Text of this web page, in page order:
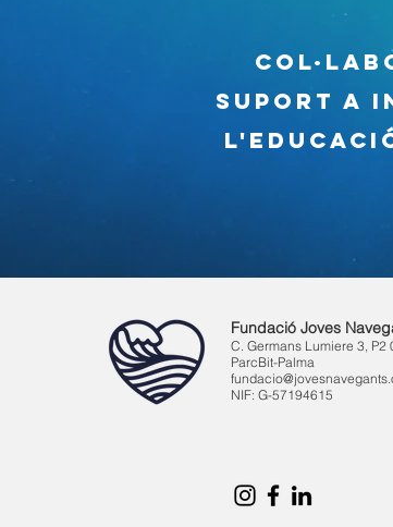
suport a
Fundació Joves
C. Germans Lumiere 3, P2
ParcBit-Palma
NIF: G-57194615